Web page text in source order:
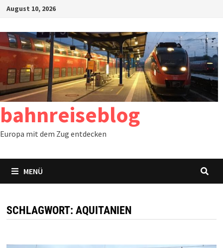
Zum
springen
August 10, 2026
bahnreiseblog
Europa mit dem Zug entdecken
MENÜ
SCHLAGWORT: AQUITANIEN